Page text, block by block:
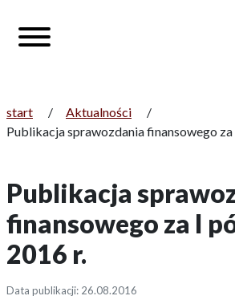
start / Aktualności
/
Publikacja sprawozdania finansowego za
Publikacja
finansowego za I
2016 r.
Data publikacji: 26.08.2016